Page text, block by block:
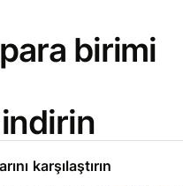
birimi
indirin
karşılaştırın